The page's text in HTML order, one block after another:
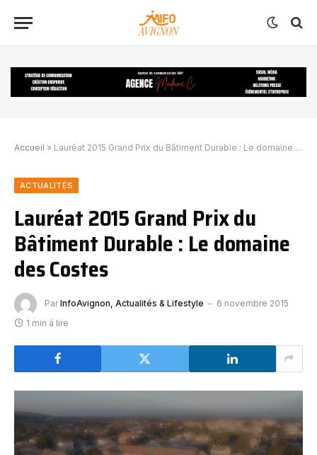
Accueil » Lauréat 2015 Grand Prix du Bâtiment Durable : Le domaine des Costes
ACTUALITÉS
Lauréat 2015 Grand Prix du
Bâtiment Durable : Le domaine
des Costes
Par InfoAvignon, Actualités & Lifestyle
6 novembre 2015
1 min à lire